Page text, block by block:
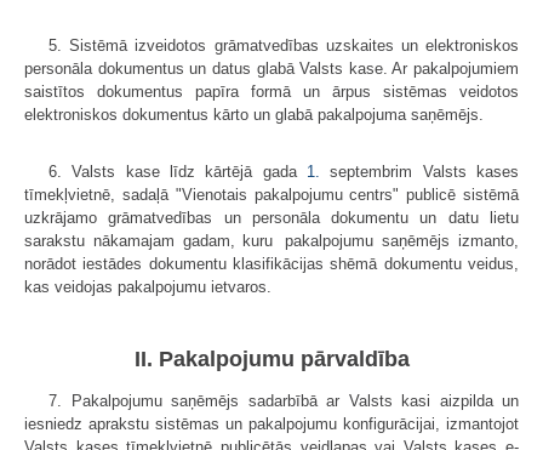
5. Sistēmā izveidotos grāmatvedības uzskaites un elektroniskos
personāla dokumentus un datus glabā Valsts kase. Ar pakalpojumiem
saistītos dokumentus papīra formā un ārpus sistēmas veidotos
elektroniskos dokumentus kārto un glabā pakalpojuma saņēmējs.
6. Valsts kase līdz kārtējā gada 1.septembrim Valsts kases
tīmekļvietnē, sadaļā "Vienotais pakalpojumu centrs" publicē sistēmā
uzkrājamo grāmatvedības un personāla dokumentu un datu lietu
sarakstu nākamajam gadam, kuru pakalpojumu saņēmējs izmanto,
norādot iestādes dokumentu klasifikācijas shēmā dokumentu veidus,
kas veidojas pakalpojumu ietvaros.
II. Pakalpojumu pārvaldība
7. Pakalpojumu saņēmējs sadarbībā ar Valsts kasi aizpilda un
iesniedz aprakstu sistēmas un pakalpojumu konfigurācijai, izmantojot